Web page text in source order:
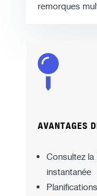
remorques

AVANTAGES
Consultez
instantanée